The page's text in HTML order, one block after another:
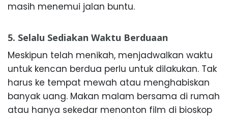
masih menemui jalan buntu.
5. Selalu Sediakan Waktu Berduaan
Meskipun telah menikah, menjadwalkan waktu
untuk kencan berdua perlu untuk dilakukan. Tak
harus ke tempat mewah atau menghabiskan
banyak uang. Makan malam bersama di rumah
atau hanya sekedar menonton film di bioskop